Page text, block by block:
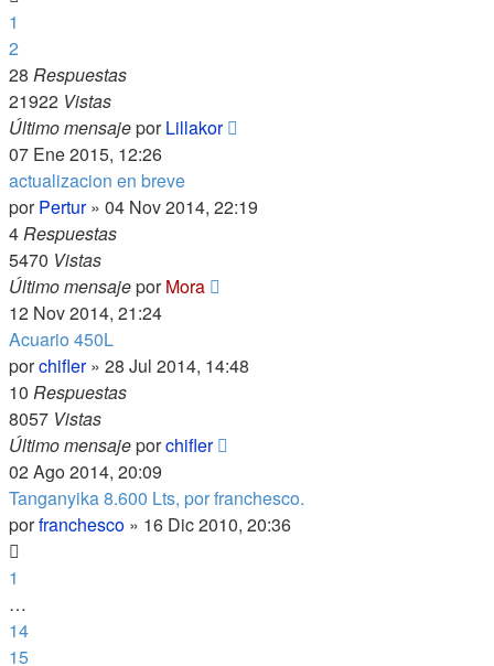
1
2
28 Respuestas
21922 Vistas
Último mensajeporLillakor
07 Ene 2015, 12:26
actualizacion en breve
porPertur» 04 Nov 2014, 22:19
4Respuestas
5470 Vistas
Último mensajeporMora
12 Nov 2014, 21:24
Acuario 450L
porchifler» 28 Jul 2014, 14:48
10 Respuestas
8057 Vistas
Último mensajeporchifler
02 Ago 2014, 20:09
Tanganyika 8.600 Lts, por franchesco.
porfranchesco » 16 Dic 2010, 20:36
1
…
14
15